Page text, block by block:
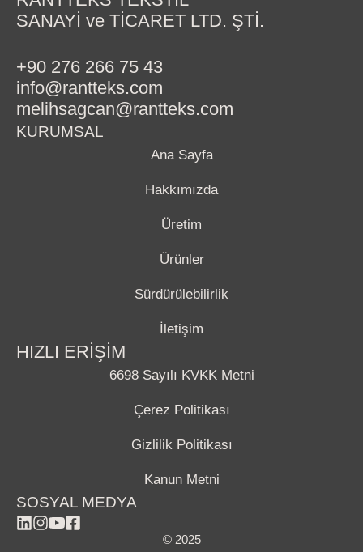
SANAYİ ve TİCARET LTD. ŞTİ.
+90 276 266 75 43
info@rantteks.com
melihsagcan@rantteks.com
KURUMSAL
Ana Sayfa
Hakkımızda
Üretim
Ürünler
Sürdürülebilirlik
İletişim
HIZLI ERİŞİM
6698 Sayılı KVKK Metni
Çerez Politikası
Gizlilik Politikası
Kanun Metni
SOSYAL MEDYA
© 2025